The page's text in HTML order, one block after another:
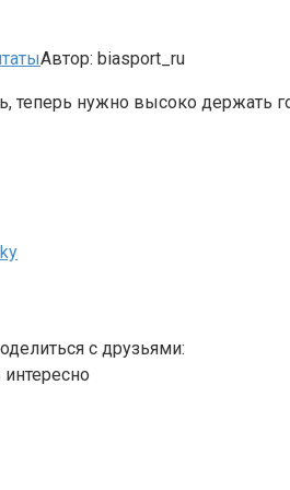
Автор: biasport_ru
теперь нужно высоко держать
с друзьями: